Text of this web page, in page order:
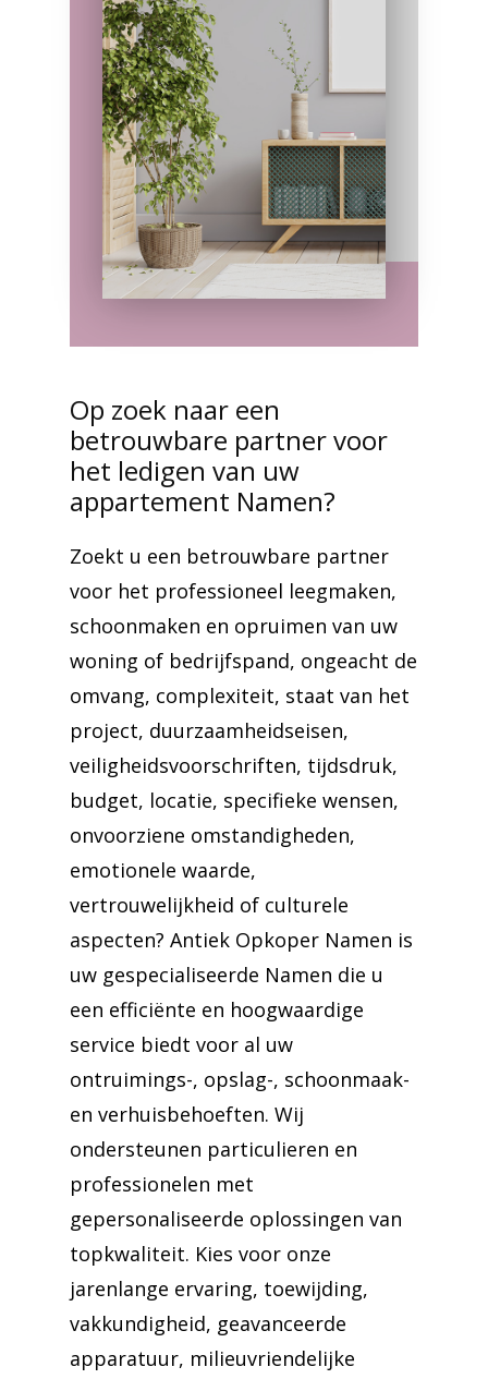
Op zoek naar een
betrouwbare partner voor
het ledigen van uw
appartement Namen?
Zoekt u een betrouwbare partner
voor het professioneel leegmaken,
schoonmaken en opruimen van uw
woning of bedrijfspand, ongeacht de
omvang, complexiteit, staat van het
project, duurzaamheidseisen,
veiligheidsvoorschriften, tijdsdruk,
budget, locatie, specifieke wensen,
onvoorziene omstandigheden,
emotionele waarde,
vertrouwelijkheid of culturele
aspecten? Antiek Opkoper Namen is
uw gespecialiseerde Namen die u
een efficiënte en hoogwaardige
service biedt voor al uw
ontruimings-, opslag-, schoonmaak-
en verhuisbehoeften. Wij
ondersteunen particulieren en
professionelen met
gepersonaliseerde oplossingen van
topkwaliteit. Kies voor onze
jarenlange ervaring, toewijding,
vakkundigheid, geavanceerde
apparatuur, milieuvriendelijke